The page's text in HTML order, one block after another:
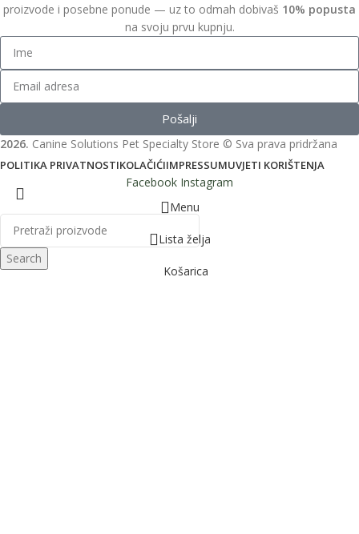
proizvode i posebne ponude — uz to odmah dobivaš 10% popusta
na svoju prvu kupnju.
Pošalji
2026. Canine Solutions Pet Specialty Store © Sva prava pridržana
POLITIKA PRIVATNOSTIKOLAČIĆIIMPRESSUMUVJETI KORIŠTENJA
Search
Facebook Instagram
Menu
Lista želja
Košarica